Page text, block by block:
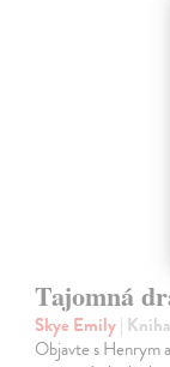
Tajomná
Skye Emily| Kniha
Objavte s Henrym